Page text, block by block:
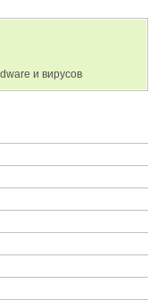
и вирусов